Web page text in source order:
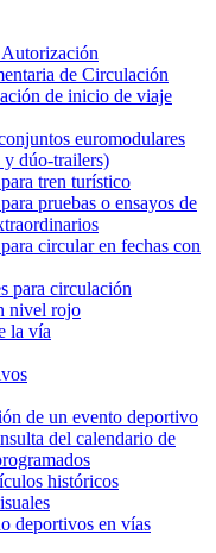
de Circulación
de inicio de viaje
euromodulares
y dúo-trailers)
tren turístico
pruebas o ensayos de
circular en fechas con
para circulación
nivel rojo
la vía
de un evento deportivo
del calendario de
históricos
deportivos en vías